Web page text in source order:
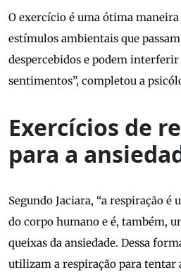
O exercício é uma ótima maneira
estímulos ambientais que
despercebidos e podem interferir
sentimentos”, completou a
Exercícios de
para a
Segundo Jaciara, “a respiração
do corpo humano e é, também,
queixas da ansiedade. Dessa
utilizam a respiração para tentar